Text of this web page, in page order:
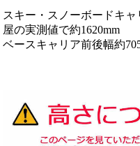
スキー・スノーボードキャ
屋の実測値で約1620mm
ベースキャリア前後幅約